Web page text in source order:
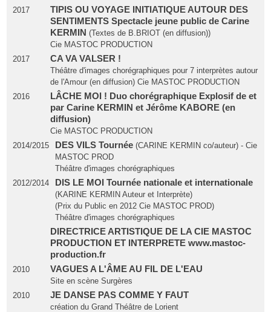
2017
TIPIS OU VOYAGE INITIATIQUE AUTOUR DES
SENTIMENTS Spectacle jeune public de Carine
KERMIN (Textes de B.BRIOT (en diffusion))
Cie MASTOC PRODUCTION
2017
CA VA VALSER !
Théâtre d'images chorégraphiques pour 7 interprètes autour
de l'Amour (en diffusion) Cie MASTOC PRODUCTION
2016
LÂCHE MOI ! Duo chorégraphique Explosif de et
par Carine KERMIN et Jérôme KABORE (en
diffusion)
Cie MASTOC PRODUCTION
2014/2015
DES VILS Tournée(CARINE KERMIN co/auteur) - Cie
MASTOC PROD
Théâtre d'images chorégraphiques
2012/2014
DIS LE MOI Tournée nationale et internationale
(KARINE KERMIN Auteur et Interprète)
(Prix du Public en 2012 Cie MASTOC PROD)
Théâtre d'images chorégraphiques
DIRECTRICE ARTISTIQUE DE LA CIE MASTOC
PRODUCTION ET INTERPRETE www.mastoc-
production.fr
2010 VAGUES A L'ÂME AU FIL DE L'EAU
Site en scène Surgères
2010
JE DANSE PAS COMME Y FAUT
création du Grand Théâtre de Lorient